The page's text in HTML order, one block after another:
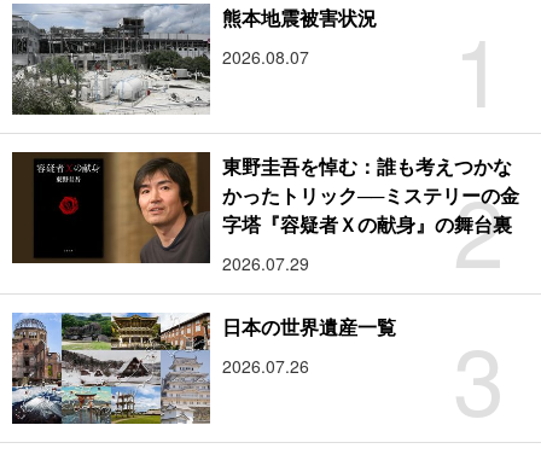
1
熊本地震被害状況
2026.08.07
2
東野圭吾を悼む：誰も考えつかな
かったトリック──ミステリーの金
字塔『容疑者Ｘの献身』の舞台裏
2026.07.29
3
日本の世界遺産一覧
2026.07.26